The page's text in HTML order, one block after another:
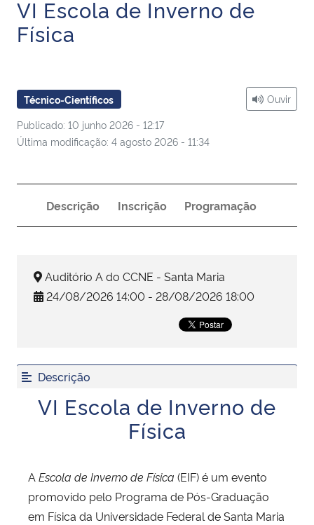
Ministério da Cidadania
Ministério da Ciência, Tecnologia, Inovações e Comunicações
Controladoria-Geral da União
Secretaria de Governo
Banco Central do Brasil
VI Escola de Inverno de
Física
Técnico-Científicos
Publicado: 10 junho 2026 - 12:17
Última modificação: 4 agosto 2026 - 11:34
Ouvir
Descrição Inscrição Programação
Auditório A do CCNE - Santa Maria
24/08/2026 14:00 - 28/08/2026 18:00
Descrição
VI Escola de Inverno de
Física
A Escola de Inverno de Física (EIF) é um evento
promovido pelo Programa de Pós-Graduação
em Física da Universidade Federal de Santa Maria